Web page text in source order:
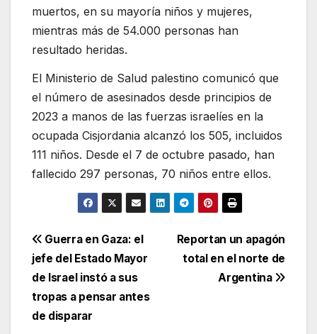
muertos, en su mayoría niños y mujeres,
mientras más de 54.000 personas han
resultado heridas.
El Ministerio de Salud palestino comunicó que
el número de asesinados desde principios de
2023 a manos de las fuerzas israelíes en la
ocupada Cisjordania alcanzó los 505, incluidos
111 niños. Desde el 7 de octubre pasado, han
fallecido 297 personas, 70 niños entre ellos.
Navegación
de
entradas
Reportan un apagón
total en el norte de
Argentina
Guerra en Gaza: el
jefe del Estado Mayor
de Israel instó a sus
tropas a pensar antes
de disparar